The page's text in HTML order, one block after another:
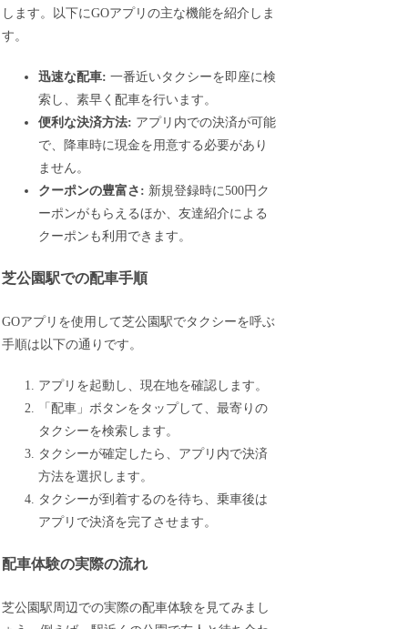
します。以下にGOアプリの主な機能を紹介しま
す。
迅速な配車: 一番近いタクシーを即座に検
索し、素早く配車を行います。
便利な決済方法: アプリ内での決済が可能
で、降車時に現金を用意する必要があり
ません。
クーポンの豊富さ: 新規登録時に500円ク
ーポンがもらえるほか、友達紹介による
クーポンも利用できます。
芝公園駅での配車手順
GOアプリを使用して芝公園駅でタクシーを呼ぶ
手順は以下の通りです。
アプリを起動し、現在地を確認します。
「配車」ボタンをタップして、最寄りの
タクシーを検索します。
タクシーが確定したら、アプリ内で決済
方法を選択します。
タクシーが到着するのを待ち、乗車後は
アプリで決済を完了させます。
配車体験の実際の流れ
芝公園駅周辺での実際の配車体験を見てみまし